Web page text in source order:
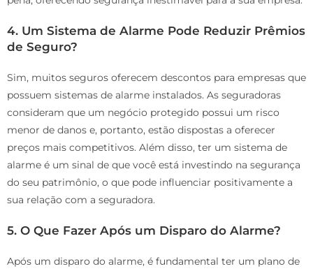
4. Um Sistema de Alarme Pode Reduzir Prêmios
de Seguro?
Sim, muitos seguros oferecem descontos para empresas que
possuem sistemas de alarme instalados. As seguradoras
consideram que um negócio protegido possui um risco
menor de danos e, portanto, estão dispostas a oferecer
preços mais competitivos. Além disso, ter um sistema de
alarme é um sinal de que você está investindo na segurança
do seu patrimônio, o que pode influenciar positivamente a
sua relação com a seguradora.
5. O Que Fazer Após um Disparo do Alarme?
Após um disparo do alarme, é fundamental ter um plano de